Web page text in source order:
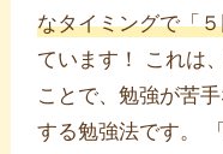
なタイミングで「
ています！ これは
ことで、勉強が苦
する勉強法です。